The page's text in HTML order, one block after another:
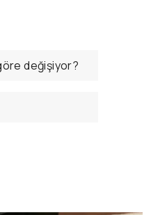
değişiyor?